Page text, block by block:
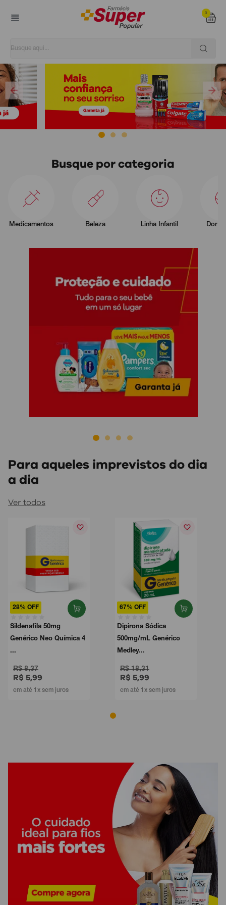
0
Super Popular
Busque por categoria
Medicamentos Beleza Linha Infantil Dor e
Para aqueles imprevistos do dia
a dia
Ver todos
28% OFF
Sildenafila 50mg
Genérico Neo Química 4
...
R$ 8,37
R$ 5,99
em até 1x sem juros
67% OFF
Dipirona Sódica
500mg/mL Genérico
Medley...
R$ 18,31
R$ 5,99
em até 1x sem juros